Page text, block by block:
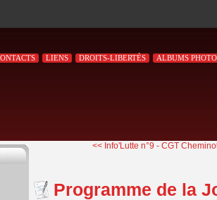
LIENS DROITS-LIBERTÉS ALBUMS
<< Info'Lutte n°9 - CGT
Programme de la